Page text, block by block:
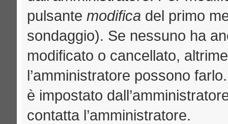
pulsante modifica del primo
sondaggio). Se nessuno ha
modificato o cancellato,
l’amministratore possono
è impostato
contatta l’amministratore.